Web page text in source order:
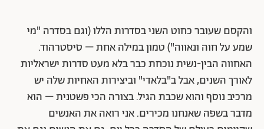
והקסם שעובר כחוט השני בסדרות הללו (וגם בסדרה "מי
שמע על חוה ונאווה") טמון במילה אחת – סיסטרהוד.
האחווה הבין-נשית נוכחת כבר בלא מעט סדרות ישראליות
לאורך השנים, אבל ב"בלאדי" וביצירות האחיות שלה יש
מרכיב נוסף והוא שכבת הגיל. בצורה הכי פשטנית – הוא
מדבר בשפה שאנחנו מכירים. אני רואה את האנשים